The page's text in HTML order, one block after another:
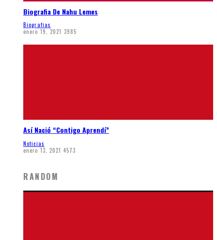
Biografia De Nahu Lemes
Biografias
enero 19, 2021 3985
Así Nació “Contigo Aprendí”
Noticias
enero 13, 2021 4573
RANDOM